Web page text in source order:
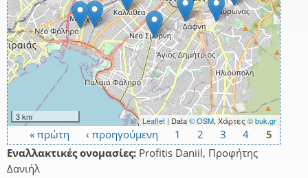
3 km Leaflet | Data© OSM, Χάρτες © buk.gr
Σελίδες
« πρώτη ‹ προηγούμενη 1 2 3 4
5
Εναλλακτικές ονομασίες: Profitis Daniil, Προφήτης
Δανιήλ